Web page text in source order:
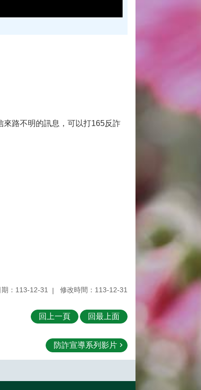
路不明的訊息，可以打165反詐
期：113-12-31 修改時間：113-12-31
回上一頁 回最上面
防詐宣導系列影片